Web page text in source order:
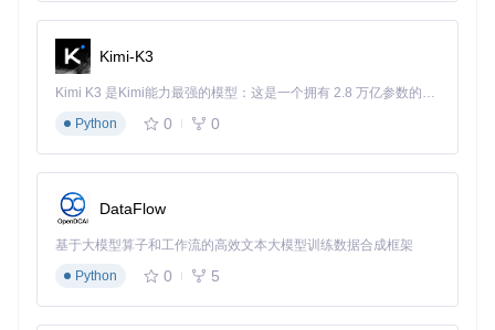
📊数据透视：科研数据获取时间分配现状
实际下载：35%
文件筛选：31%
完整性校验：24%
错误处理与重试：10%
2.1 基础能力：跨平台安装与简单下载
痛点呈现：不同操作系统的环境配置差异常常成为工具使用的
Kimi-K3
Kimi K3 是Kimi能力最强的模型：这是一个拥有 2.8 万亿参数的混合专家（MoE）模型，具备原生视觉理解能力，并支持 100 万 token 的上下文窗口。
Python
0 0
DataFlow
基于大模型算子和工作流的高效文本大模型训练数据合成框架
Python
0 5